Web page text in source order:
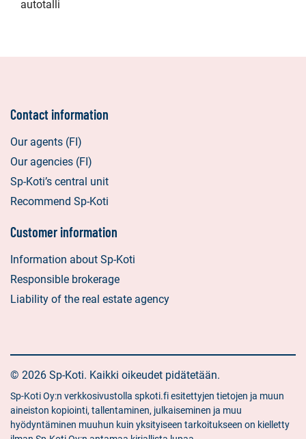
autotalli
Contact information
Our agents (FI)
Our agencies (FI)
Sp-Koti’s central unit
Recommend Sp-Koti
Customer information
Information about Sp-Koti
Responsible brokerage
Liability of the real estate agency
© 2026 Sp-Koti. Kaikki oikeudet pidätetään.
Sp-Koti Oy:n verkkosivustolla spkoti.fi esitettyjen tietojen ja muun
aineiston kopiointi, tallentaminen, julkaiseminen ja muu
hyödyntäminen muuhun kuin yksityiseen tarkoitukseen on kielletty